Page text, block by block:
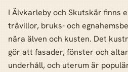
I Älvkarleby och Skutskär finns
trävillor, bruks- och
nära älven och kusten. Det
gör att fasader, fönster och
underhåll, och uterum är